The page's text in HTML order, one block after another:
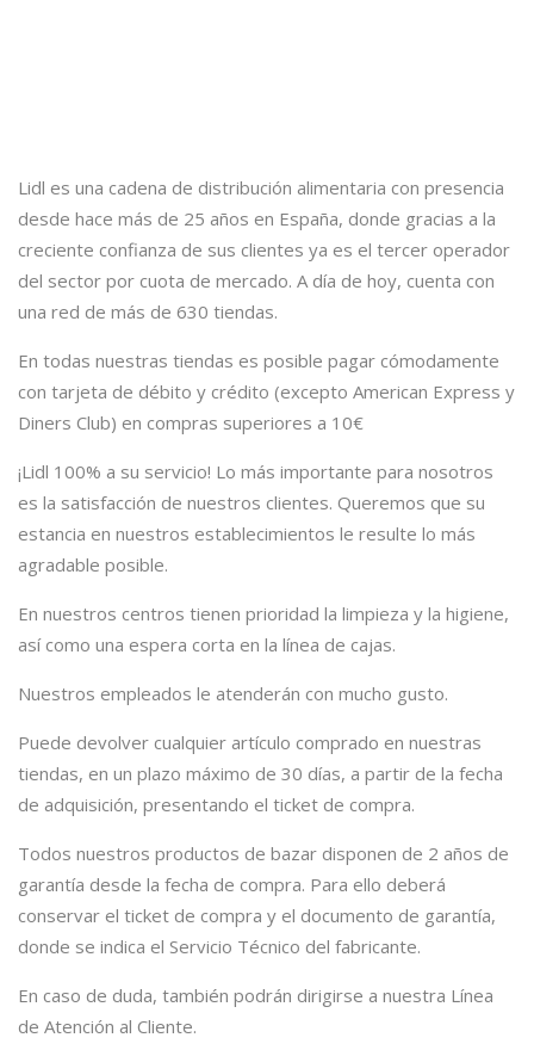
Lidl es una cadena de distribución alimentaria con presencia
desde hace más de 25 años en España, donde gracias a la
creciente confianza de sus clientes ya es el tercer operador
del sector por cuota de mercado. A día de hoy, cuenta con
una red de más de 630 tiendas.
En todas nuestras tiendas es posible pagar cómodamente
con tarjeta de débito y crédito (excepto American Express y
Diners Club) en compras superiores a 10€
¡Lidl 100% a su servicio! Lo más importante para nosotros
es la satisfacción de nuestros clientes. Queremos que su
estancia en nuestros establecimientos le resulte lo más
agradable posible.
En nuestros centros tienen prioridad la limpieza y la higiene,
así como una espera corta en la línea de cajas.
Nuestros empleados le atenderán con mucho gusto.
Puede devolver cualquier artículo comprado en nuestras
tiendas, en un plazo máximo de 30 días, a partir de la fecha
de adquisición, presentando el ticket de compra.
Todos nuestros productos de bazar disponen de 2 años de
garantía desde la fecha de compra. Para ello deberá
conservar el ticket de compra y el documento de garantía,
donde se indica el Servicio Técnico del fabricante.
En caso de duda, también podrán dirigirse a nuestra Línea
de Atención al Cliente.